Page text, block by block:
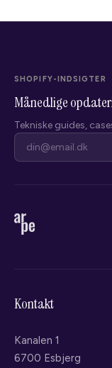
SHOPIFY-INDSIGTER
Månedlige
Tekniske guides,
Kontakt
Kanalen 1
6700 Esbjerg